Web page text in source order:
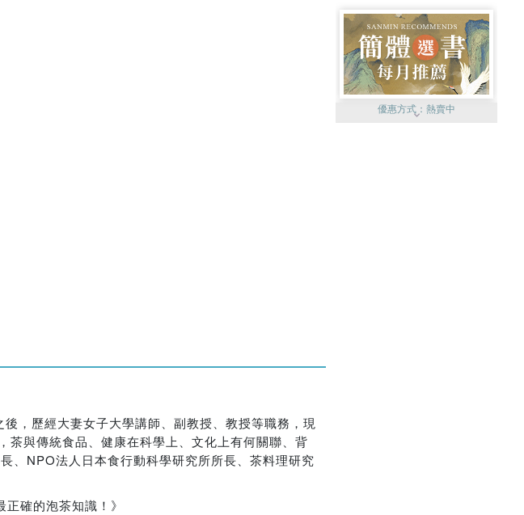
，歷經大妻女子大學講師、副教授、教授等職務，現
與傳統食品、健康在科學上、文化上有何關聯、背
、NPO法人日本食行動科學研究所所長、茶料理研究
確的泡茶知識！》
優惠方式： 熱賣中